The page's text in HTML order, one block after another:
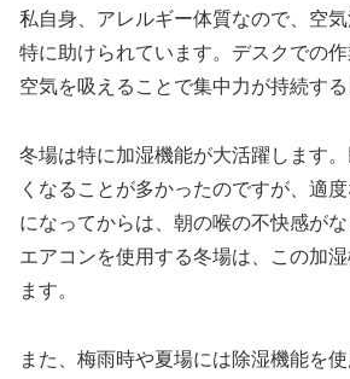
私自身、アレルギー体質なので、空
特に助けられています。デスクでの
空気を吸えることで集中力が持続する
冬場は特に加湿機能が大活躍します
くなることが多かったのですが、適
になってからは、朝の喉の不快感が
エアコンを使用する冬場は、この加
ます。
また、梅雨時や夏場には除湿機能を